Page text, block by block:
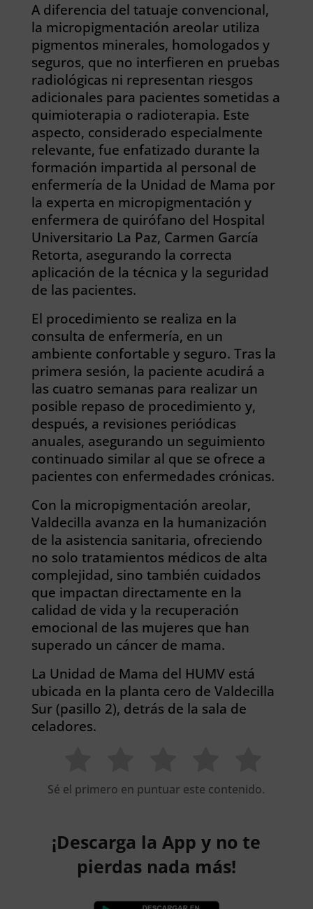
A diferencia del tatuaje convencional,
la micropigmentación areolar utiliza
pigmentos minerales, homologados y
seguros, que no interfieren en pruebas
radiológicas ni representan riesgos
adicionales para pacientes sometidas a
quimioterapia o radioterapia. Este
aspecto, considerado especialmente
relevante, fue enfatizado durante la
formación impartida al personal de
enfermería de la Unidad de Mama por
la experta en micropigmentación y
enfermera de quirófano del Hospital
Universitario La Paz, Carmen García
Retorta, asegurando la correcta
aplicación de la técnica y la seguridad
de las pacientes.
El procedimiento se realiza en la
consulta de enfermería, en un
ambiente confortable y seguro. Tras la
primera sesión, la paciente acudirá a
las cuatro semanas para realizar un
posible repaso de procedimiento y,
después, a revisiones periódicas
anuales, asegurando un seguimiento
continuado similar al que se ofrece a
pacientes con enfermedades crónicas.
Con la micropigmentación areolar,
Valdecilla avanza en la humanización
de la asistencia sanitaria, ofreciendo
no solo tratamientos médicos de alta
complejidad, sino también cuidados
que impactan directamente en la
calidad de vida y la recuperación
emocional de las mujeres que han
superado un cáncer de mama.
La Unidad de Mama del HUMV está
ubicada en la planta cero de Valdecilla
Sur (pasillo 2), detrás de la sala de
celadores.
Sé el primero en puntuar este contenido.
¡Descarga la App y no te
pierdas nada más!